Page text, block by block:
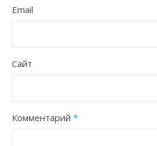
Email
Сайт
Комментарий *